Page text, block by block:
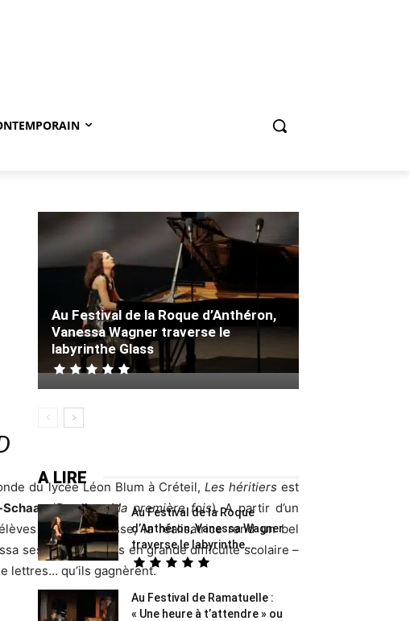
du lycée Léon Blum à Créteil, Les héritiers est
(Bowling, Ma première fois). A partir d’un
de cette classe, la réalisatrice rend un bel
ses élèves – alors en grande difficulté scolaire –
lettres… qu’ils gagnèrent.
Au Festival de la Roque d’Anthéron,
Vanessa Wagner traverse le
labyrinthe Glass
A LIRE
Au Festival de la Roque
d’Anthéron, Vanessa Wagner
traverse le labyrinthe...
Au Festival de Ramatuelle :
« Une heure à t’attendre » ou